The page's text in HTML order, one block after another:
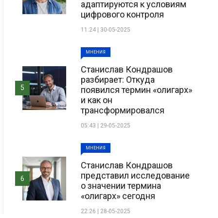
адаптируются к условиям
цифрового контроля
11:24 | 30-05-2025
МНЕНИЯ
Станислав Кондрашов
разбирает: Откуда
появился термин «олигарх»
и как он
трансформировался
05:43 | 29-05-2025
5
МНЕНИЯ
Станислав Кондрашов
представил исследование
о значении термина
«олигарх» сегодня
22:26 | 28-05-2025
6